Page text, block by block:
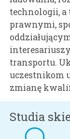
technologii,
prawnymi,
transportu.
uczestnikom
zmianę
Studia